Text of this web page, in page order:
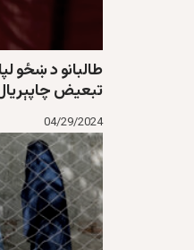
طالبانو د ښځو
تبعيض
04/29/2024